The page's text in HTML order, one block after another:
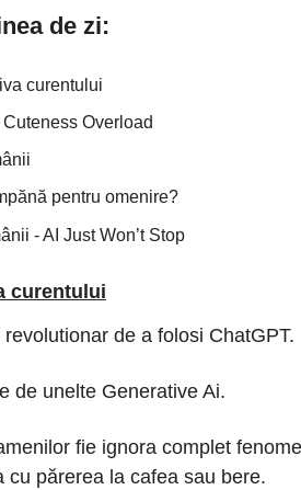
de zi:
curentului
Overload
pentru omenire?
- AI Just Won’t Stop
curentului
de a folosi ChatGPT.
de unelte Generative Ai.
fie ignora complet
cu părerea la cafea sau bere.